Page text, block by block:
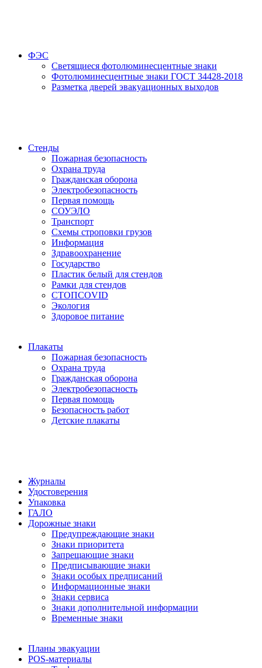
ФЭС
Светящиеся фотолюминесцентные знаки
Фотолюминесцентные знаки ГОСТ 34428-2018
Разметка дверей эвакуационных выходов
Стенды
Пожарная безопасность
Охрана труда
Гражданская оборона
Электробезопасность
Первая помощь
СОУЭЛО
Транспорт
Схемы строповки грузов
Информация
Здравоохранение
Государство
Пластик белый для стендов
Рамки для стендов
СТОПCOVID
Экология
Здоровое питание
Плакаты
Пожарная безопасность
Охрана труда
Гражданская оборона
Электробезопасность
Первая помощь
Безопасность работ
Детские плакаты
Журналы
Удостоверения
Упаковка
ГАЛО
Дорожные знаки
Предупреждающие знаки
Знаки приоритета
Запрещающие знаки
Предписывающие знаки
Знаки особых предписаний
Информационные знаки
Знаки сервиса
Знаки дополнительной информации
Временные знаки
Планы эвакуации
POS-материалы